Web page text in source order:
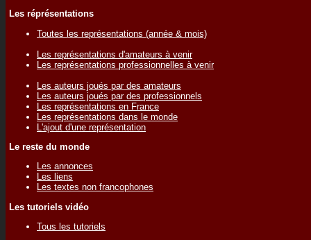
Les réprésentations
Toutes les représentations (année & mois)
Les représentations d'amateurs à venir
Les représentations professionnelles à venir
Les auteurs joués par des amateurs
Les auteurs joués par des professionnels
Les représentations en France
Les représentations dans le monde
L'ajout d'une représentation
Le reste du monde
Les annonces
Les liens
Les textes non francophones
Les tutoriels vidéo
Tous les tutoriels